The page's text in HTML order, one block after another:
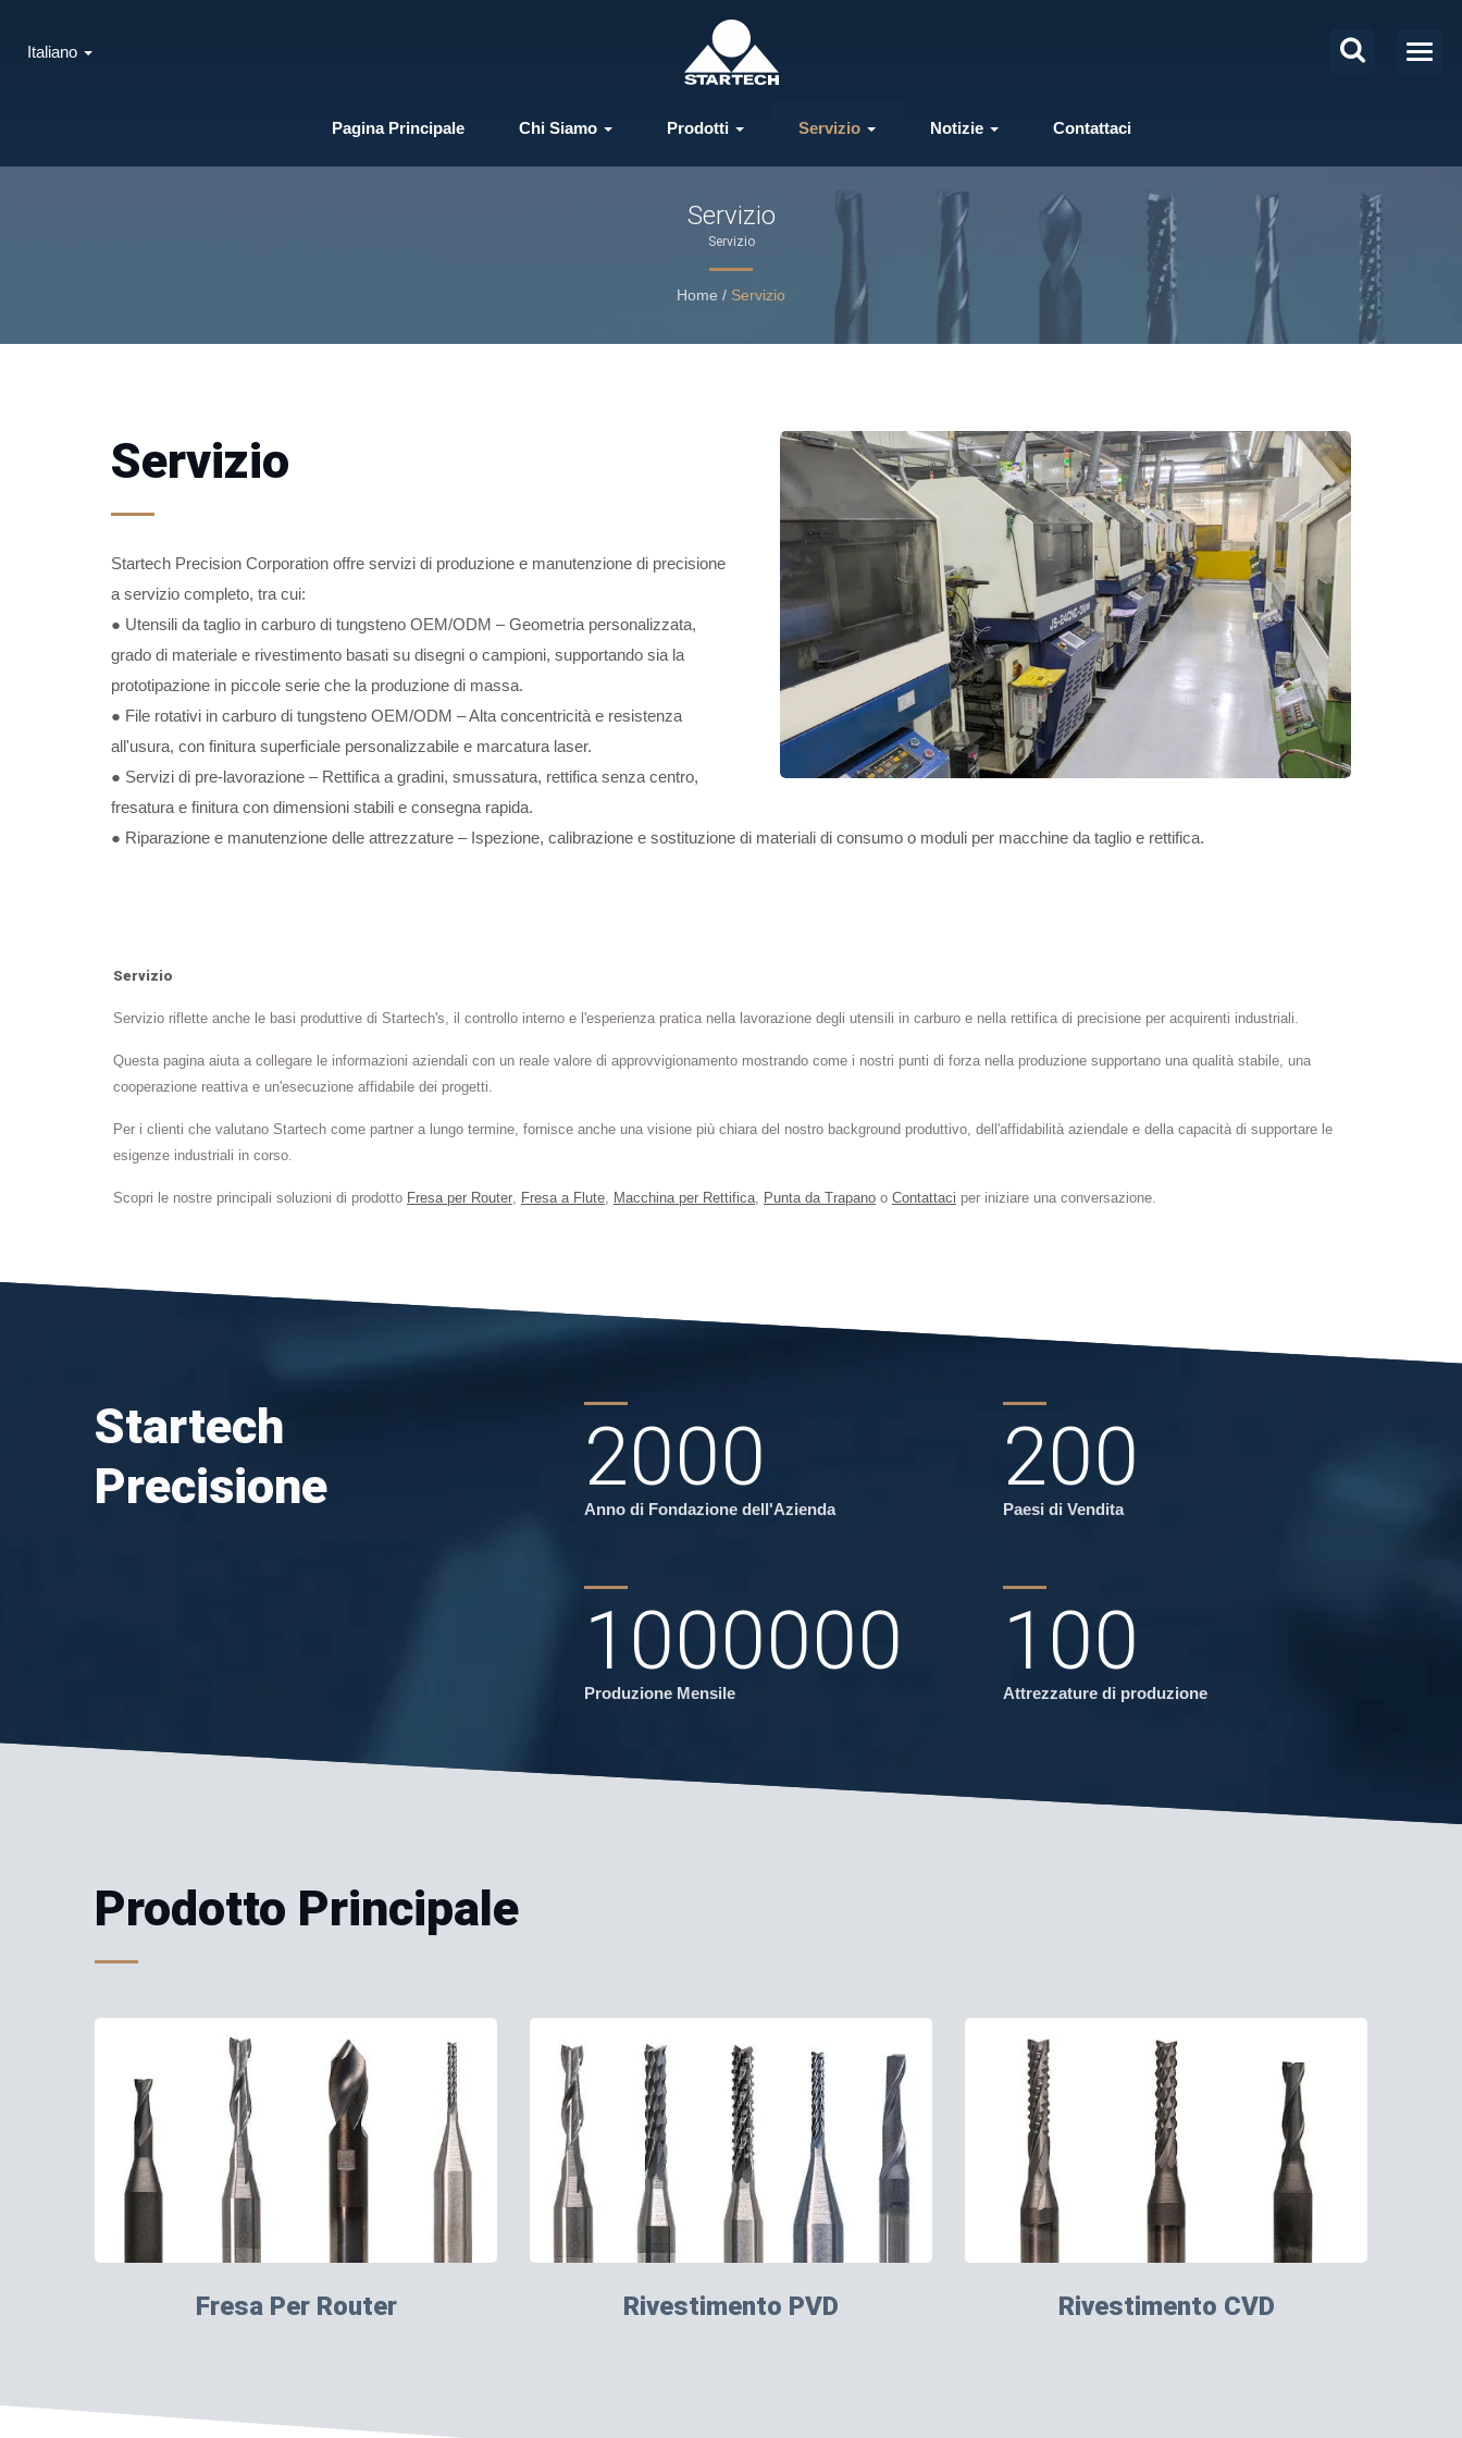
Pagina Principale Chi Siamo Prodotti Servizio Notizie Contattaci
Italiano
Servizio
Servizio
Home / Servizio
Servizio
Startech Precision Corporation offre servizi di produzione e manutenzione di precisione
a servizio completo, tra cui:
● Utensili da taglio in carburo di tungsteno OEM/ODM – Geometria personalizzata,
grado di materiale e rivestimento basati su disegni o campioni, supportando sia la
prototipazione in piccole serie che la produzione di massa.
● File rotativi in carburo di tungsteno OEM/ODM – Alta concentricità e resistenza
all'usura, con finitura superficiale personalizzabile e marcatura laser.
● Servizi di pre-lavorazione – Rettifica a gradini, smussatura, rettifica senza centro,
fresatura e finitura con dimensioni stabili e consegna rapida.
● Riparazione e manutenzione delle attrezzature – Ispezione, calibrazione e sostituzione di materiali di consumo o moduli per macchine da taglio e rettifica.
Servizio
Servizio riflette anche le basi produttive di Startech's, il controllo interno e l'esperienza pratica nella lavorazione degli utensili in carburo e nella rettifica di precisione per acquirenti industriali.
Questa pagina aiuta a collegare le informazioni aziendali con un reale valore di approvvigionamento mostrando come i nostri punti di forza nella produzione supportano una qualità stabile, una
cooperazione reattiva e un'esecuzione affidabile dei progetti.
Per i clienti che valutano Startech come partner a lungo termine, fornisce anche una visione più chiara del nostro background produttivo, dell'affidabilità aziendale e della capacità di supportare le
esigenze industriali in corso.
Scopri le nostre principali soluzioni di prodotto Fresa per Router, Fresa a Flute, Macchina per Rettifica, Punta da Trapano o Contattaci per iniziare una conversazione.
Startech
Precisione
2000
Anno di Fondazione dell'Azienda
200
Paesi di Vendita
1000000
Produzione Mensile
100
Attrezzature di produzione
Prodotto Principale
Fresa Per Router Rivestimento PVD Rivestimento CVD